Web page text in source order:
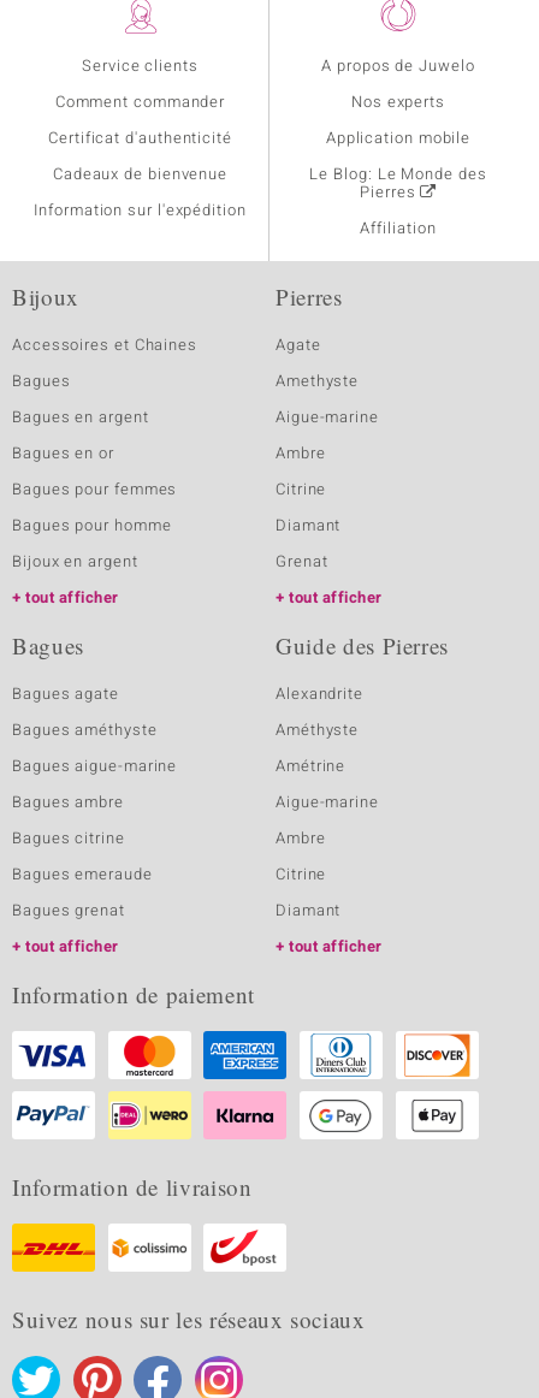
Service clients
Comment commander
Certificat d'authenticité
Cadeaux de bienvenue
Information sur l'expédition
A propos de Juwelo
Nos experts
Application mobile
Le Blog: Le Monde des
Pierres
Affiliation
Bijoux
Accessoires et Chaines
Bagues
Bagues en argent
Bagues en or
Bagues pour femmes
Bagues pour homme
Bijoux en argent
tout afficher
Pierres
Agate
Amethyste
Aigue-marine
Ambre
Citrine
Diamant
Grenat
tout afficher
Bagues
Bagues agate
Bagues améthyste
Bagues aigue-marine
Bagues ambre
Bagues citrine
Bagues emeraude
Bagues grenat
tout afficher
Guide des Pierres
Alexandrite
Améthyste
Amétrine
Aigue-marine
Ambre
Citrine
Diamant
tout afficher
Information de paiement
Information de livraison
Suivez nous sur les réseaux sociaux